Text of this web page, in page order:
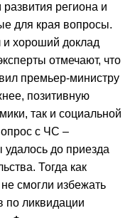
региона и
для края вопросы.
и хороший доклад
отмечают, что
премьер-министру
позитивную
так и социальной
с ЧС –
до приезда
Тогда как
смогли избежать
по ликвидации